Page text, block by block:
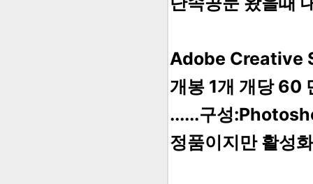
Adobe Creative
개봉 1개 개당 60
......구성
정품이지만 활성